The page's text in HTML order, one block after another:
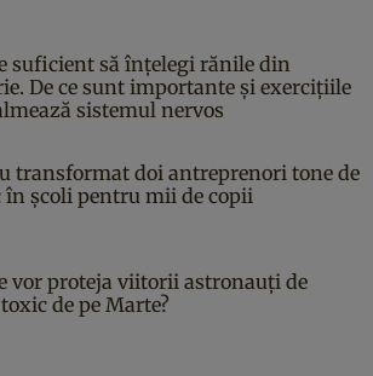
suficient să înțelegi rănile din
De ce sunt importante și exercițiile
sistemul nervos
transformat doi antreprenori tone de
în școli pentru mii de copii
vor proteja viitorii astronauți de
de pe Marte?